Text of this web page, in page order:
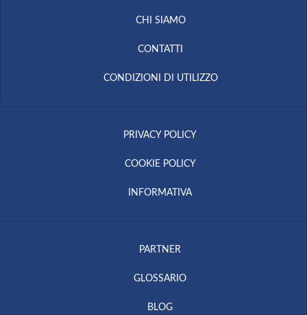
CHI SIAMO
CONTATTI
CONDIZIONI DI UTILIZZO
PRIVACY POLICY
COOKIE POLICY
INFORMATIVA
PARTNER
GLOSSARIO
BLOG